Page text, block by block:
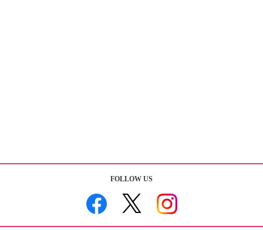
FOLLOW US